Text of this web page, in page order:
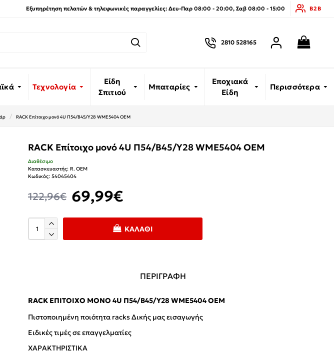
Εξυπηρέτηση πελατών & τηλεφωνικές παραγγελίες: Δευ-Παρ 08:00 - 20:00, Σαβ 08:00 - 15:00 B2B
2810 528165
Τεχνολογία
Είδη
Σπιτιού
Μπαταρίες
Εποχιακά
Είδη
Περισσότερα
RACK Επίτοιχο μονό 4U Π54/Β45/Υ28 WME5404 OEM
RACK Επίτοιχο μονό 4U Π54/Β45/Υ28 WME5404 OEM
69,99€
122,96€
Διαθέσιμο
Κατασκευαστής: R. OEM
Κωδικός: 54045404
ΚΑΛΆΘΙ
ΠΕΡΙΓΡΑΦΗ
RACK ΕΠΊΤΟΙΧΟ ΜΟΝΌ 4U Π54/Β45/Υ28 WME5404 OEM
Πιστοποιημένη ποιότητα racks Δικής μας εισαγωγής
Ειδικές τιμές σε επαγγελματίες
ΧΑΡΑΚΤΗΡΙΣΤΙΚΑ